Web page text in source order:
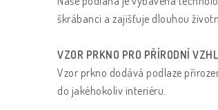
škrábanci a zajišťuje dlouhou
VZOR PRKNO PRO PŘÍRODNÍ
Vzor prkno dodává podlaze
do jakéhokoliv interiéru.